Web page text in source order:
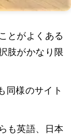
とがよくある
肢がかなり限
同様のサイト
も英語、日本